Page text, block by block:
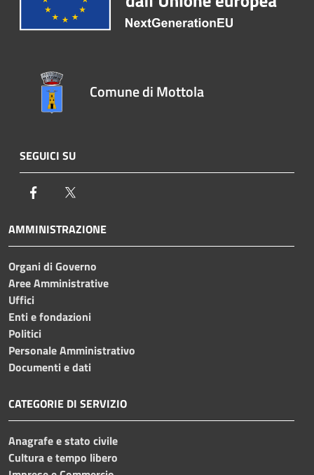
Comune di Mottola
SEGUICI SU
Facebook
AMMINISTRAZIONE
Organi di Governo
Aree Amministrative
Uffici
Enti e fondazioni
Politici
Personale Amministrativo
Documenti e dati
CATEGORIE DI SERVIZIO
Anagrafe e stato civile
Cultura e tempo libero